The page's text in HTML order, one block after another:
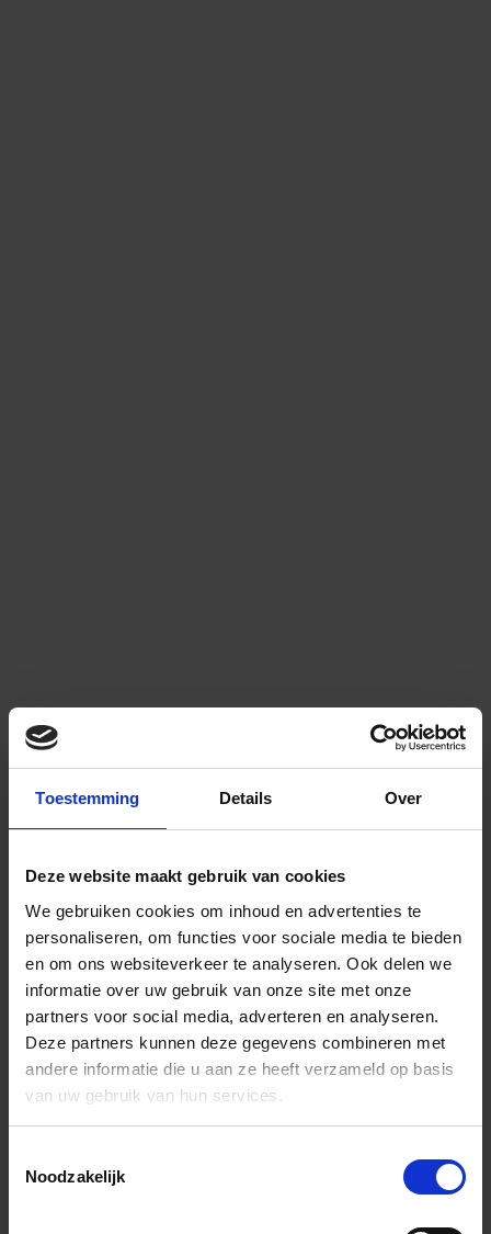
Toestemming Details Over
Deze website maakt gebruik van cookies
We gebruiken cookies om inhoud en advertenties te
personaliseren, om functies voor sociale media te bieden
en om ons websiteverkeer te analyseren. Ook delen we
informatie over uw gebruik van onze site met onze
partners voor social media, adverteren en analyseren.
Deze partners kunnen deze gegevens combineren met
andere informatie die u aan ze heeft verzameld op basis
van uw gebruik van hun services.
Noodzakelijk